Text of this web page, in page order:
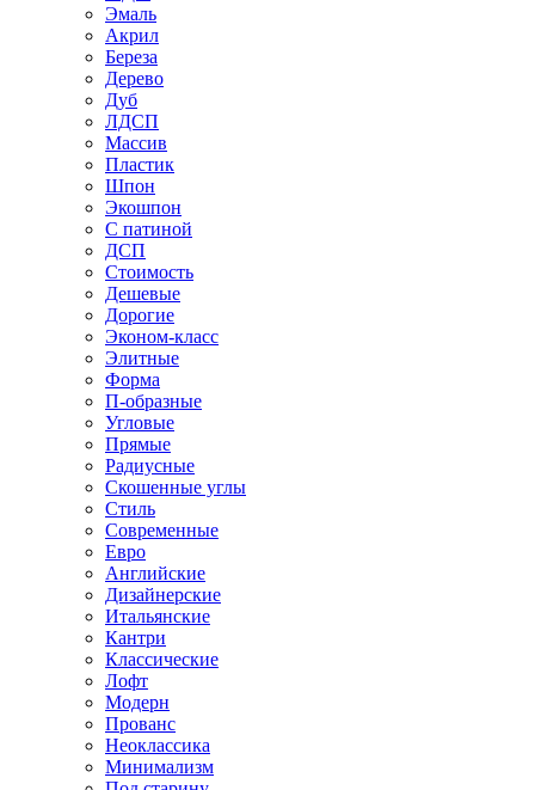
Эмаль
Акрил
Береза
Дерево
Дуб
ЛДСП
Массив
Пластик
Шпон
Экошпон
С патиной
ДСП
Стоимость
Дешевые
Дорогие
Эконом-класс
Элитные
Форма
П-образные
Угловые
Прямые
Радиусные
Скошенные углы
Стиль
Современные
Евро
Английские
Дизайнерские
Итальянские
Кантри
Классические
Лофт
Модерн
Прованс
Неоклассика
Минимализм